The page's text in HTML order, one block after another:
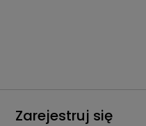
Zarejestruj się